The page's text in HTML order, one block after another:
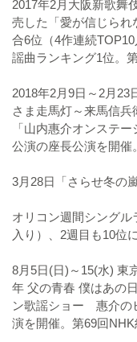
2017年2月大阪新歌舞
売した「愛が信じら
合6位（4作連続
謡曲ランキング1位。
2018年2月9日～2月
さま走馬灯～来馬信兵
「山内惠介オンステ
公演の座長公演を開催。
3月28日「さらせ冬の
オリコン週間シング
入り）、2週目も10位
8月5日(日)～15(水)
年 父の青春 僕はあの
ン歌謡ショー 惠介の
演を開催。第69回NHK